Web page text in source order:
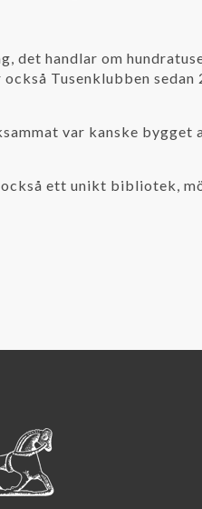
det handlar om
Tusenklubben sedan
var kanske bygget
ett unikt bibliotek,